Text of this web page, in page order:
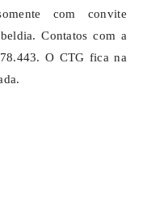
com convite
Contatos com a
O CTG fica na